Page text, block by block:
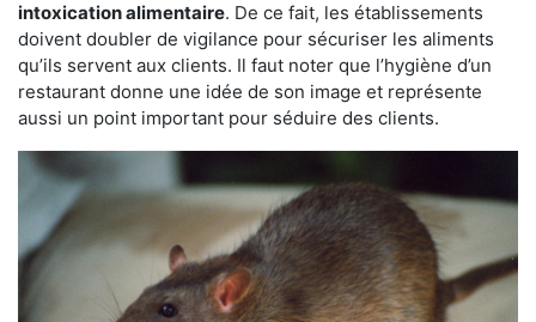
intoxication alimentaire. De ce fait, les établissements
doivent doubler de vigilance pour sécuriser les aliments
qu’ils servent aux clients. Il faut noter que l’hygiène d’un
restaurant donne une idée de son image et représente
aussi un point important pour séduire des clients.